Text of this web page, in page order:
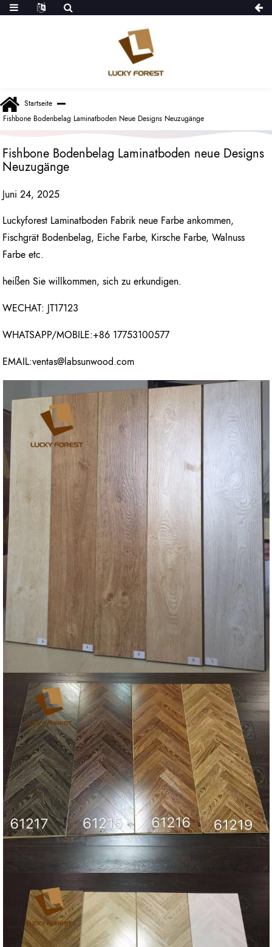
Startseite
Fishbone Bodenbelag Laminatboden Neue Designs Neuzugänge
Fishbone Bodenbelag Laminatboden neue Designs
Neuzugänge
Juni 24, 2025
Luckyforest Laminatboden Fabrik neue Farbe ankommen,
Fischgrät Bodenbelag, Eiche Farbe, Kirsche Farbe, Walnuss
Farbe etc.
heißen Sie willkommen, sich zu erkundigen.
WECHAT: JT17123
WHATSAPP/MOBILE:+86 17753100577
EMAIL:ventas@labsunwood.com